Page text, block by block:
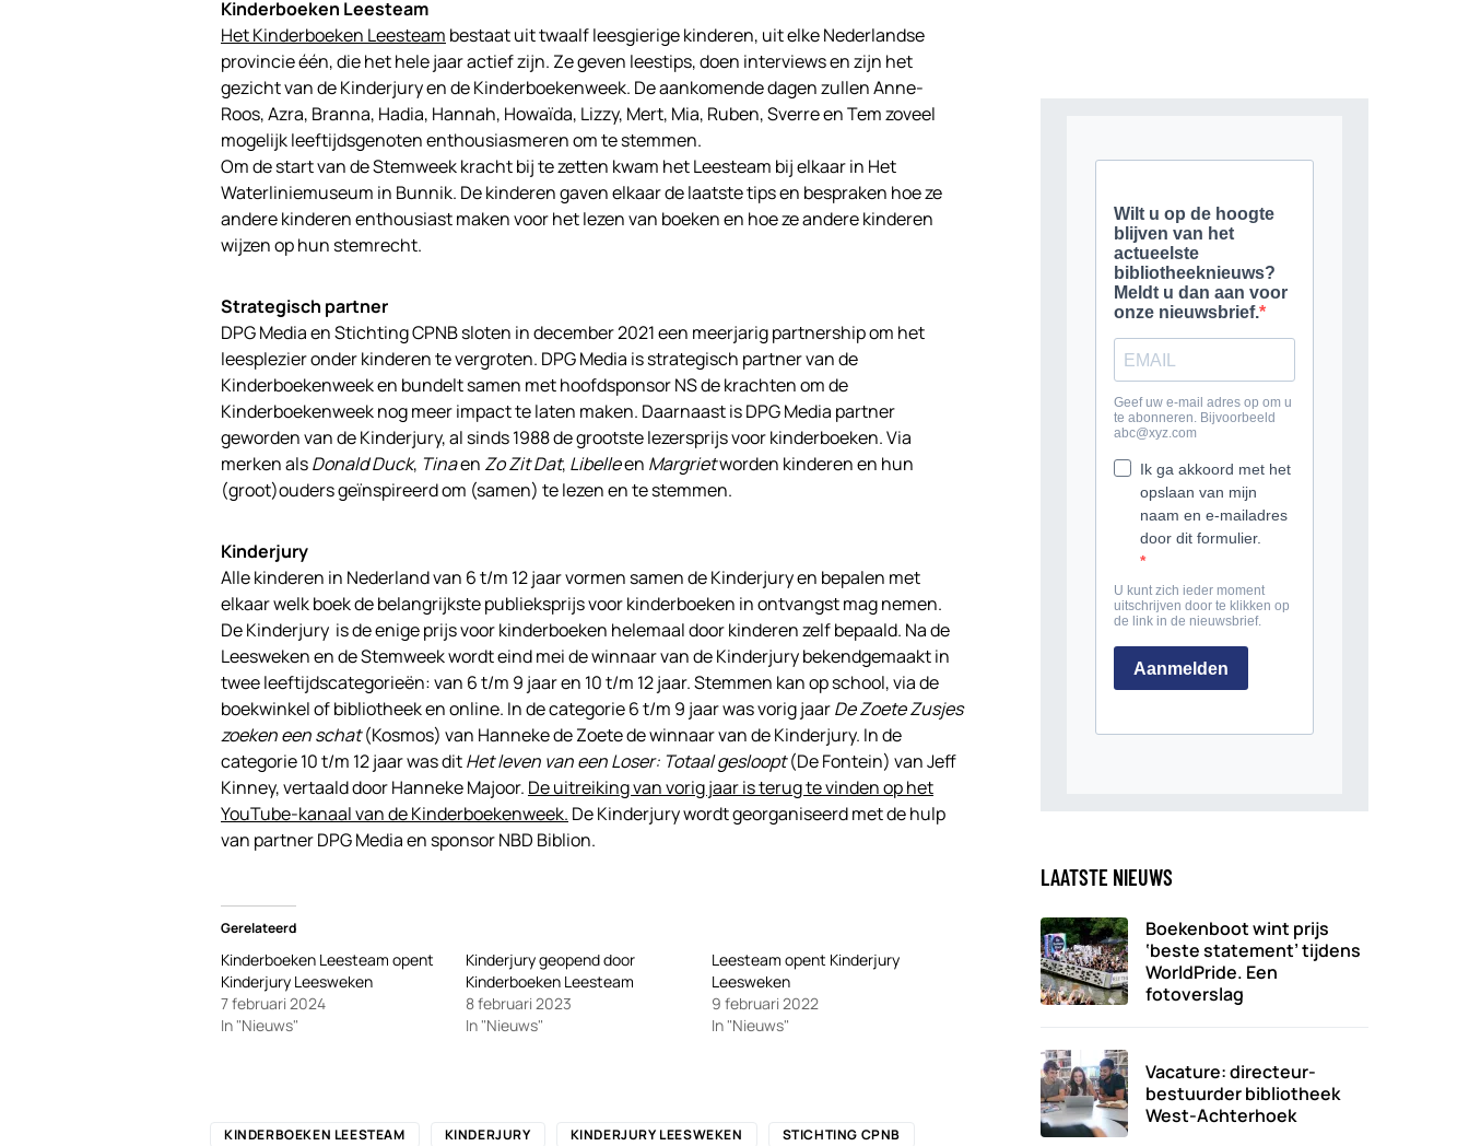
Kinderboeken Leesteam
Het Kinderboeken Leesteam bestaat uit twaalf leesgierige kinderen, uit elke Nederlandse
provincie één, die het hele jaar actief zijn. Ze geven leestips, doen interviews en zijn het
gezicht van de Kinderjury en de Kinderboekenweek. De aankomende dagen zullen Anne-
Roos, Azra, Branna, Hadia, Hannah, Howaïda, Lizzy, Mert, Mia, Ruben, Sverre en Tem zoveel
mogelijk leeftijdsgenoten enthousiasmeren om te stemmen.
Om de start van de Stemweek kracht bij te zetten kwam het Leesteam bij elkaar in Het
Waterliniemuseum in Bunnik. De kinderen gaven elkaar de laatste tips en bespraken hoe ze
andere kinderen enthousiast maken voor het lezen van boeken en hoe ze andere kinderen
wijzen op hun stemrecht.
Strategisch partner
DPG Media en Stichting CPNB sloten in december 2021 een meerjarig partnership om het
leesplezier onder kinderen te vergroten. DPG Media is strategisch partner van de
Kinderboekenweek en bundelt samen met hoofdsponsor NS de krachten om de
Kinderboekenweek nog meer impact te laten maken. Daarnaast is DPG Media partner
geworden van de Kinderjury, al sinds 1988 de grootste lezersprijs voor kinderboeken. Via
merken alsDonald Duck, Tinaen Zo Zit Dat, Libelleen Margrietworden kinderen en hun
(groot)ouders geïnspireerd om (samen) te lezen en te stemmen.
Kinderjury
Alle kinderen in Nederland van 6 t/m 12 jaar vormen samen de Kinderjury en bepalen met
elkaar welk boek de belangrijkste publieksprijs voor kinderboeken in ontvangst mag nemen.
De Kinderjury is de enige prijs voor kinderboeken helemaal door kinderen zelf bepaald. Na de
Leesweken en de Stemweek wordt eind mei de winnaar van de Kinderjury bekendgemaakt in
twee leeftijdscategorieën: van 6 t/m 9 jaar en 10 t/m 12 jaar. Stemmen kan op school, via de
boekwinkel of bibliotheek en online. In de categorie 6 t/m 9 jaar was vorig jaarDe Zoete Zusjes
zoeken een schat(Kosmos) van Hanneke de Zoete de winnaar van de Kinderjury. In de
categorie 10 t/m 12 jaar was ditHet leven van een Loser: Totaal gesloopt(De Fontein) van Jeff
Kinney, vertaald door Hanneke Majoor. De uitreiking van vorig jaar is terug te vinden op het
YouTube-kanaal van de Kinderboekenweek. De Kinderjury wordt georganiseerd met de hulp
van partner DPG Media en sponsor NBD Biblion.
Gerelateerd
Kinderboeken Leesteam opent
Kinderjury Leesweken
7 februari 2024
In "Nieuws"
Kinderjury geopend door
Kinderboeken Leesteam
8 februari 2023
In "Nieuws"
Leesteam opent Kinderjury
Leesweken
9 februari 2022
In "Nieuws"
KINDERBOEKEN LEESTEAM KINDERJURY KINDERJURY LEESWEKEN STICHTING CPNB
LAATSTE NIEUWS
Boekenboot wint prijs
‘beste statement’ tijdens
WorldPride. Een
fotoverslag
Vacature: directeur-
bestuurder bibliotheek
West-Achterhoek